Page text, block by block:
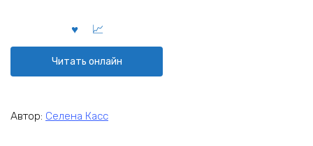
Читать онлайн
Автор: Селена Касс